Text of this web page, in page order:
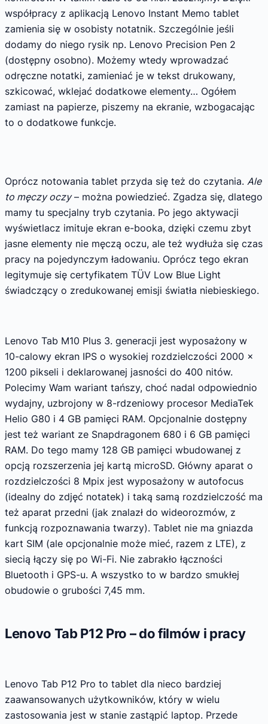
współpracy z aplikacją Lenovo Instant Memo tablet
zamienia się w osobisty notatnik. Szczególnie jeśli
dodamy do niego rysik np. Lenovo Precision Pen 2
(dostępny osobno). Możemy wtedy wprowadzać
odręczne notatki, zamieniać je w tekst drukowany,
szkicować, wklejać dodatkowe elementy… Ogółem
zamiast na papierze, piszemy na ekranie, wzbogacając
to o dodatkowe funkcje.
Oprócz notowania tablet przyda się też do czytania. Ale
to męczy oczy– można powiedzieć. Zgadza się, dlatego
mamy tu specjalny tryb czytania. Po jego aktywacji
wyświetlacz imituje ekran e-booka, dzięki czemu zbyt
jasne elementy nie męczą oczu, ale też wydłuża się czas
pracy na pojedynczym ładowaniu. Oprócz tego ekran
legitymuje się certyfikatem TÜV Low Blue Light
świadczący o zredukowanej emisji światła niebieskiego.
Lenovo Tab M10 Plus 3. generacji jest wyposażony w
10-calowy ekran IPS o wysokiej rozdzielczości 2000 x
1200 pikseli i deklarowanej jasności do 400 nitów.
Polecimy Wam wariant tańszy, choć nadal odpowiednio
wydajny, uzbrojony w 8-rdzeniowy procesor MediaTek
Helio G80 i 4 GB pamięci RAM. Opcjonalnie dostępny
jest też wariant ze Snapdragonem 680 i 6 GB pamięci
RAM. Do tego mamy 128 GB pamięci wbudowanej z
opcją rozszerzenia jej kartą microSD. Główny aparat o
rozdzielczości 8 Mpix jest wyposażony w autofocus
(idealny do zdjęć notatek) i taką samą rozdzielczość ma
też aparat przedni (jak znalazł do wideorozmów, z
funkcją rozpoznawania twarzy). Tablet nie ma gniazda
kart SIM (ale opcjonalnie może mieć, razem z LTE), z
siecią łączy się po Wi-Fi. Nie zabrakło łączności
Bluetooth i GPS-u. A wszystko to w bardzo smukłej
obudowie o grubości 7,45 mm.
Lenovo Tab P12 Pro – do filmów i pracy
Lenovo Tab P12 Pro to tablet dla nieco bardziej
zaawansowanych użytkowników, który w wielu
zastosowania jest w stanie zastąpić laptop. Przede